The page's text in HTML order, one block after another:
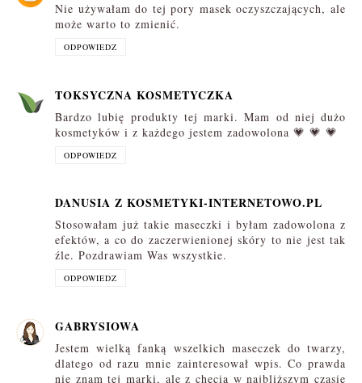
Nie używałam do tej pory masek oczyszczających, ale
może warto to zmienić.
ODPOWIEDZ
TOKSYCZNA KOSMETYCZKA
Bardzo lubię produkty tej marki. Mam od niej dużo
kosmetyków i z każdego jestem zadowolona 💗 💗 💗
ODPOWIEDZ
DANUSIA Z KOSMETYKI-INTERNETOWO.PL
Stosowałam już takie maseczki i byłam zadowolona z
efektów, a co do zaczerwienionej skóry to nie jest tak
źle. Pozdrawiam Was wszystkie.
ODPOWIEDZ
GABRYSIOWA
Jestem wielką fanką wszelkich maseczek do twarzy,
dlatego od razu mnie zainteresował wpis. Co prawda
nie znam tej marki, ale z chęcią w najbliższym czasie